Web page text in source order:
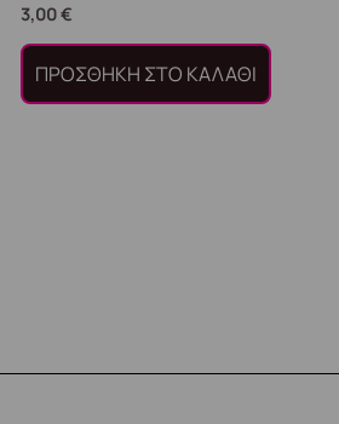
3,00€
ΠΡΟΣΘΉΚΗ ΣΤΟ ΚΑΛΆΘΙ